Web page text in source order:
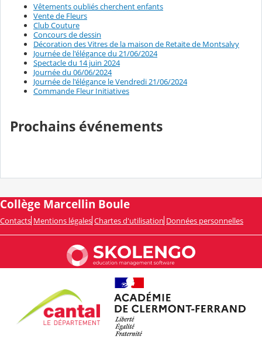
Vêtements oubliés cherchent enfants
Vente de Fleurs
Club Couture
Concours de dessin
Décoration des Vitres de la maison de Retaite de Montsalvy
Journée de l'élégance du 21/06/2024
Spectacle du 14 juin 2024
Journée du 06/06/2024
Journée de l'élégance le Vendredi 21/06/2024
Commande Fleur Initiatives
Prochains événements
Collège Marcellin Boule
Contacts Mentions légales Chartes d'utilisation Données personnelles